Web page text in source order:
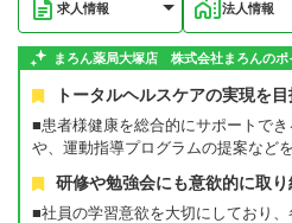
求人情報 法人情報
まろん薬局大塚店 株式会社まろんのポ
トータルヘルスケアの実現を目
■患者様健康を総合的にサポートで
や、運動指導プログラムの提案など
研修や勉強会にも意欲的に取り
■社員の学習意欲を大切にしており